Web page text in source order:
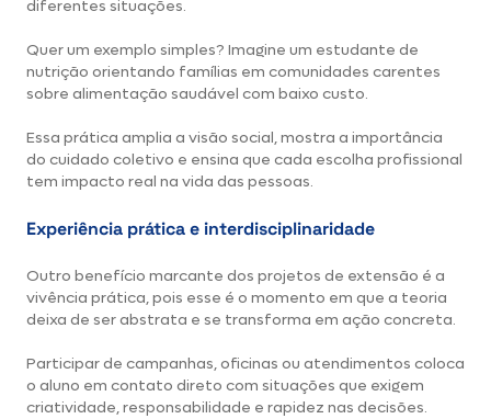
diferentes situações.
Quer um exemplo simples? Imagine um estudante de
nutrição orientando famílias em comunidades carentes
sobre alimentação saudável com baixo custo.
Essa prática amplia a visão social, mostra a importância
do cuidado coletivo e ensina que cada escolha profissional
tem impacto real na vida das pessoas.
Experiência prática e interdisciplinaridade
Outro benefício marcante dos projetos de extensão é a
vivência prática, pois esse é o momento em que a teoria
deixa de ser abstrata e se transforma em ação concreta.
Participar de campanhas, oficinas ou atendimentos coloca
o aluno em contato direto com situações que exigem
criatividade, responsabilidade e rapidez nas decisões.